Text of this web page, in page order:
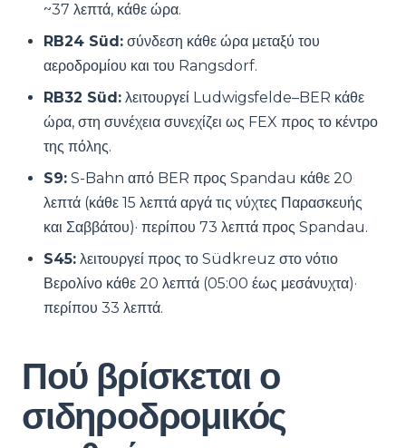
~37 λεπτά, κάθε ώρα.
RB24 Süd: σύνδεση κάθε ώρα μεταξύ του
αεροδρομίου και του Rangsdorf.
RB32 Süd: λειτουργεί Ludwigsfelde–BER κάθε
ώρα, στη συνέχεια συνεχίζει ως FEX προς το κέντρο
της πόλης.
S9: S-Bahn από BER προς Spandau κάθε 20
λεπτά (κάθε 15 λεπτά αργά τις νύχτες Παρασκευής
και Σαββάτου)· περίπου 73 λεπτά προς Spandau.
S45: λειτουργεί προς το Südkreuz στο νότιο
Βερολίνο κάθε 20 λεπτά (05:00 έως μεσάνυχτα)·
περίπου 33 λεπτά.
Πού βρίσκεται ο
σιδηροδρομικός